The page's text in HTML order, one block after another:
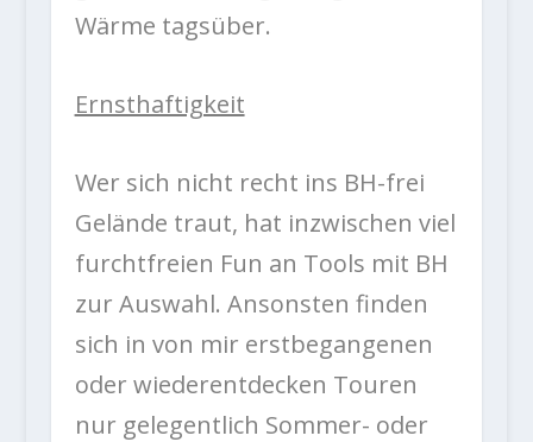
Wärme tagsüber.
Ernsthaftigkeit
Wer sich nicht recht ins BH-frei
Gelände traut, hat inzwischen viel
furchtfreien Fun an Tools mit BH
zur Auswahl. Ansonsten finden
sich in von mir erstbegangenen
oder wiederentdecken Touren
nur gelegentlich Sommer- oder